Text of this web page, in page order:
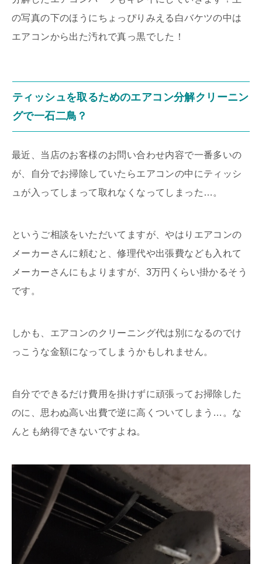
の写真の下のほうにちょっぴりみえる白バケツの中は
エアコンから出た汚れで真っ黒でした！
ティッシュを取るためのエアコン分解クリーニン
グで一石二鳥？
最近、当店のお客様のお問い合わせ内容で一番多いの
が、自分でお掃除していたらエアコンの中にティッシ
ュが入ってしまって取れなくなってしまった…。
というご相談をいただいてますが、やはりエアコンの
メーカーさんに頼むと、修理代や出張費なども入れて
メーカーさんにもよりますが、3万円くらい掛かるそう
です。
しかも、エアコンのクリーニング代は別になるのでけ
っこうな金額になってしまうかもしれません。
自分でできるだけ費用を掛けずに頑張ってお掃除した
のに、思わぬ高い出費で逆に高くついてしまう…。な
んとも納得できないですよね。